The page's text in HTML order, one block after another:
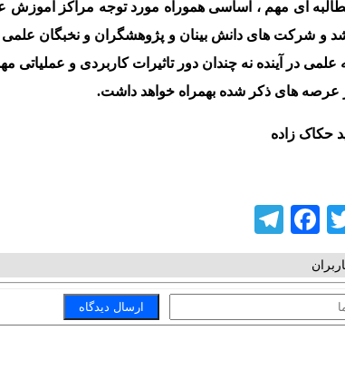
ای مهم ، اساسی هموراه مورد توجه مراکز آموزش
و شرکت های دانش بینان و پژوهشگران و نخبگان علمی
علمی در آینده نه چندان دور تاثیرات کاربردی و
عرصه های ذکر شده بهمراه خواهد داشت.
حکاک زاده
Twitter
Facebook